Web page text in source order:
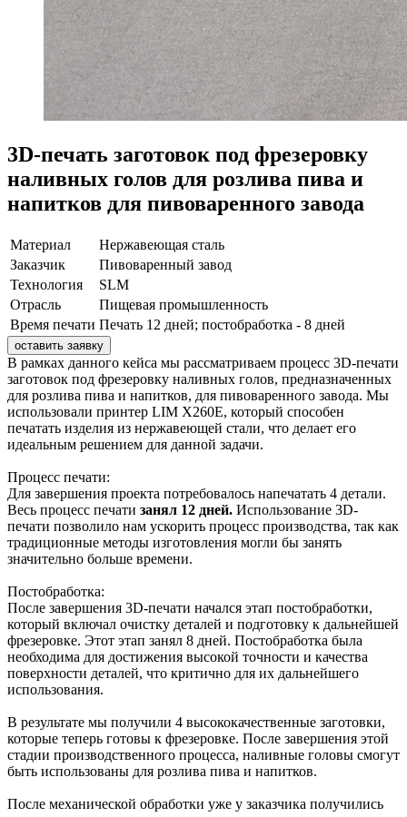
3D-печать заготовок под фрезеровку
наливных голов для розлива пива и
напитков для пивоваренного завода
Материал
Нержавеющая сталь
Заказчик
Пивоваренный завод
Технология
SLM
Отрасль
Пищевая промышленность
Время печати Печать 12 дней; постобработка - 8 дней
оставить заявку
В рамках данного кейса мы рассматриваем процесс 3D-печати
заготовок под фрезеровку наливных голов, предназначенных
для розлива пива и напитков, для пивоваренного завода. Мы
использовали принтер LIM X260E, который способен
печатать изделия из нержавеющей стали, что делает его
идеальным решением для данной задачи.
Процесс печати:
Для завершения проекта потребовалось напечатать 4 детали.
Весь процесс печати занял 12 дней. Использование 3D-
печати позволило нам ускорить процесс производства, так как
традиционные методы изготовления могли бы занять
значительно больше времени.
Постобработка:
После завершения 3D-печати начался этап постобработки,
который включал очистку деталей и подготовку к дальнейшей
фрезеровке. Этот этап занял 8 дней. Постобработка была
необходима для достижения высокой точности и качества
поверхности деталей, что критично для их дальнейшего
использования.
В результате мы получили 4 высококачественные заготовки,
которые теперь готовы к фрезеровке. После завершения этой
стадии производственного процесса, наливные головы смогут
быть использованы для розлива пива и напитков.
После механической обработки уже у заказчика получились